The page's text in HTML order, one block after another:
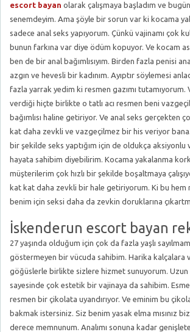
escort bayan olarak çalışmaya başladım ve
senemdeyim. Ama şöyle bir sorun var ki kocama
sadece anal seks yapıyorum. Çünkü vajinamı çok
bunun farkına var diye ödüm kopuyor. Ve kocam
ben de bir anal bağımlısıyım. Birden fazla penisi
azgın ve hevesli bir kadınım. Ayıptır söylemesi
fazla yarrak yedim ki resmen gazımı tutamıyorum.
verdiği hiçte birlikte o tatlı acı resmen beni
bağımlısı haline getiriyor. Ve anal seks gerçekten
kat daha zevkli ve vazgeçilmez bir his veriyor
bir şekilde seks yaptığım için de oldukça aksiyonlu
hayata sahibim diyebilirim. Kocama yakalanma
müşterilerim çok hızlı bir şekilde boşaltmaya
kat kat daha zevkli bir hale getiriyorum. Ki bu hem
benim için seksi daha da zevkin doruklarına
İskenderun escort bayan
27 yaşında olduğum için çok da fazla yaşlı sayılmam
göstermeyen bir vücuda sahibim. Harika kalçalara
göğüslerle birlikte sizlere hizmet sunuyorum. Uzun
sayesinde çok estetik bir vajinaya da sahibim.
resmen bir çikolata uyandırıyor. Ve eminim bu
bakmak istersiniz. Siz benim yasak elma mısınız
derece memnunum. Analımı sonuna kadar